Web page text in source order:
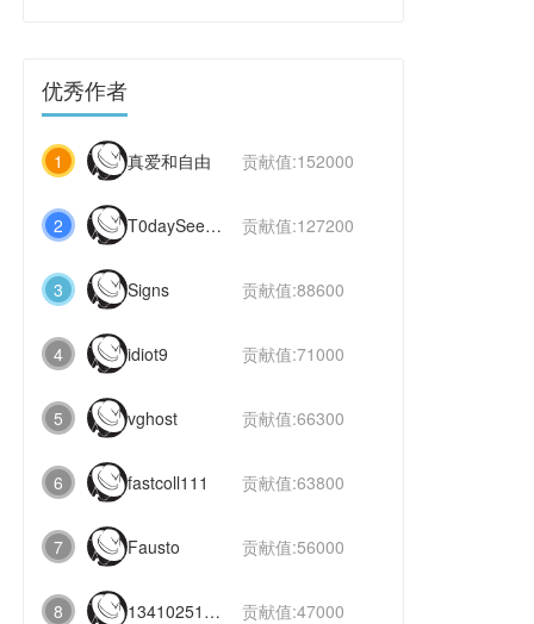
优秀作者
1 真爱和自由 贡献值:152000
2 T0daySeeker 贡献值:127200
3 Signs 贡献值:88600
4 idiot9 贡献值:71000
5 vghost 贡献值:66300
6 fastcoll111 贡献值:63800
7 Fausto 贡献值:56000
8 1341025112991831 贡献值:47000